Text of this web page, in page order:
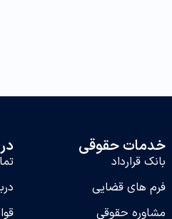
خدمات حقوقی
بانک قرارداد
فرم های قضایی
مشاوره حقوقی